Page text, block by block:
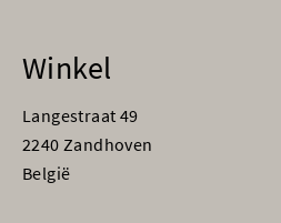
Winkel
Langestraat 49
2240 Zandhoven
België